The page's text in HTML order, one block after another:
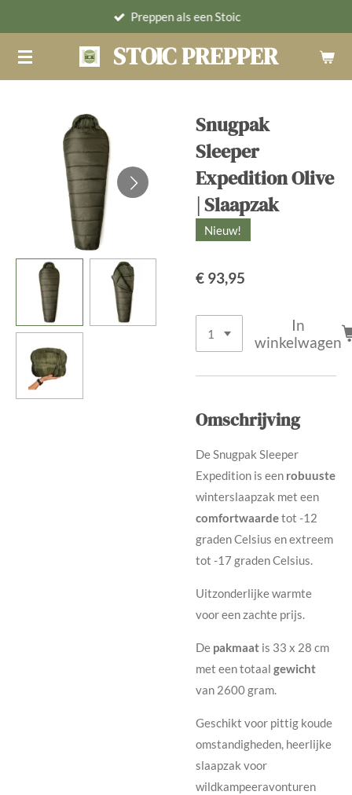
naar
de
STOIC PREPPER
Preppen als een Stoic
Snugpak
Sleeper
Expedition Olive
| Slaapzak
Nieuw!
€ 93,95
In
winkelwagen
Omschrijving
De Snugpak Sleeper
Expedition is een robuuste
winterslaapzak met een
comfortwaardetot -12
graden Celsius en extreem
tot -17 graden Celsius.
Uitzonderlijke warmte
voor een zachte prijs.
De pakmaat is 33 x 28 cm
met een totaal gewicht
van 2600 gram.
Geschikt voor pittig koude
omstandigheden, heerlijke
slaapzak voor
wildkampeeravonturen